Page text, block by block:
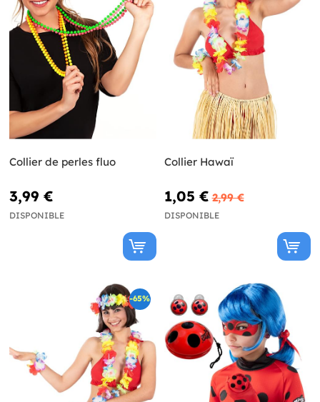
Collier de perles fluo
3,99 €
DISPONIBLE
Collier Hawaï
1,05 € 2,99 €
DISPONIBLE
-65%